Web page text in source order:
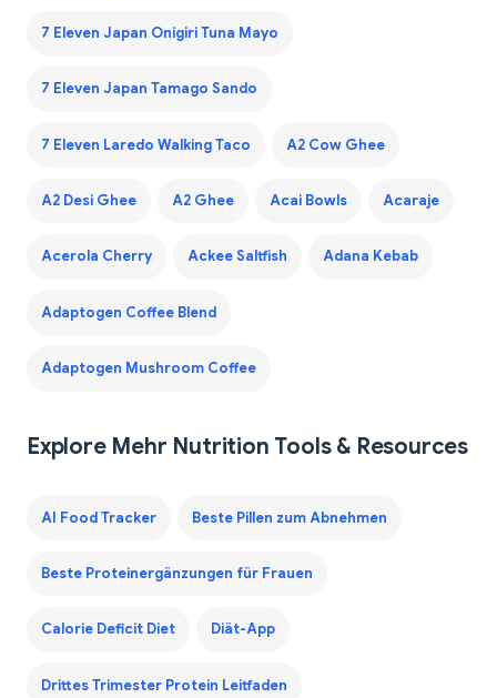
7 Eleven Japan Onigiri Tuna Mayo
7 Eleven Japan Tamago Sando
7 Eleven Laredo Walking Taco A2 Cow Ghee
A2 Desi Ghee A2 Ghee Acai Bowls Acaraje
Acerola Cherry Ackee Saltfish Adana Kebab
Adaptogen Coffee Blend
Adaptogen Mushroom Coffee
Explore Mehr Nutrition Tools & Resources
AI Food Tracker Beste Pillen zum Abnehmen
Beste Proteinergänzungen für Frauen
Calorie Deficit Diet Diät-App
Drittes Trimester Protein Leitfaden